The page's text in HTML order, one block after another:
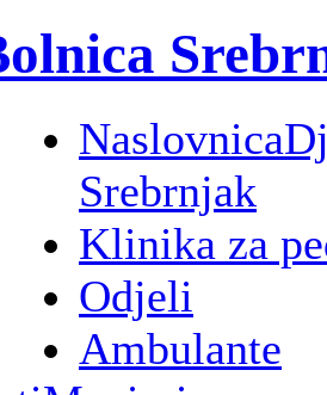
Naslovnica
Srebrnjak
Klinika za
Odjeli
Ambulante